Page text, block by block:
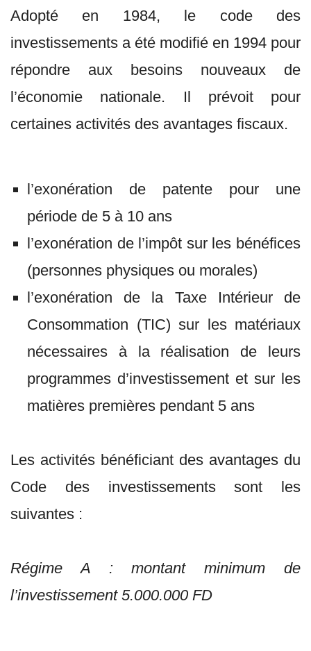
Adopté en 1984, le code des
investissements a été modifié en 1994 pour
répondre aux besoins nouveaux de
l’économie nationale. Il prévoit pour
certaines activités des avantages fiscaux.
l’exonération de patente pour une
période de 5 à 10 ans
l’exonération de l’impôt sur les bénéfices
(personnes physiques ou morales)
l’exonération de la Taxe Intérieur de
Consommation (TIC) sur les matériaux
nécessaires à la réalisation de leurs
programmes d’investissement et sur les
matières premières pendant 5 ans
Les activités bénéficiant des avantages du
Code des investissements sont les
suivantes :
Régime A : montant minimum de
l’investissement 5.000.000 FD